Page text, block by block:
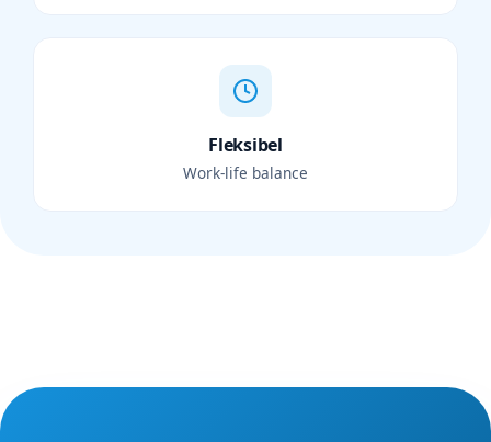
Fleksibel
Work-life balance